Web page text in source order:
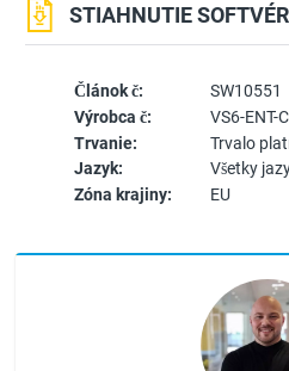
Článok č:
SW10551
Výrobca č:
VS6-ENT-C
Trvanie:
Trvalo
Jazyk:
Všetky
Zóna krajiny:
EU
STIAHNUTIE